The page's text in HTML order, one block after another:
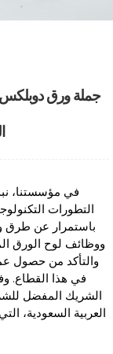
جملة ورق
في مؤسستنا،
التطورات
باستمرار عن طرق
ووظائف لوح الورق
والتأكد من حصول
في هذا القطاع.
الشريك المفضل
العربية السعودية،